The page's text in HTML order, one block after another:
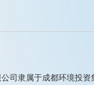
司隶属于成都环境投